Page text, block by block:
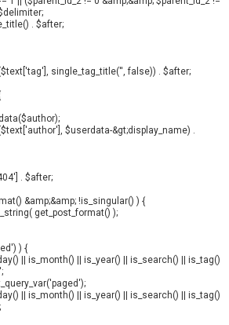
;
() $after;
$text 'tag' single_tag_title('' false)) $after;
($author);
$text 'author' $userdata-&gt;display_name)
$after;
() &amp;&amp; !is_singular() ) {
( get_post_format() );
) ) {
() || is_month() || is_year() || is_search() || is_tag()
;
('paged');
() || is_month() || is_year() || is_search() || is_tag()
;